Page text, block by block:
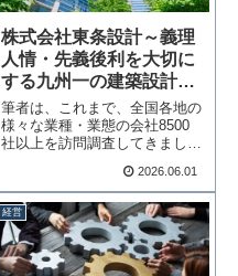
株式会社東条設計～義理
人情・先義後利を大切に
する九州一の建築設計会
社
筆者は、これまで、全国各地の
様々な業種・業態の会社8500
社以上を訪問調査してきました
2026.06.01
経営